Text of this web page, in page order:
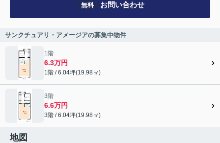
無料 お問い合わせ
サンクチュアリ・アメージアの募集中物件
1階
6.3万円
1階 / 6.04坪(19.98㎡)
3階
6.6万円
3階 / 6.04坪(19.98㎡)
地図